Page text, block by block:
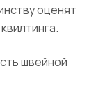
оценят
швейной